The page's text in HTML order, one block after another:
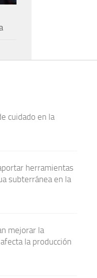
cuidado en la
herramientas
subterránea en la
mejorar la
la producción